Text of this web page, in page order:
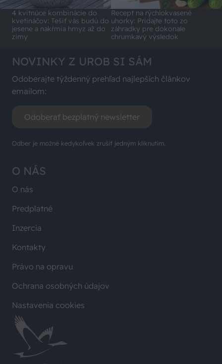
4 kvitnúce kombinácie do
kvetináčov: Tešiť vás budú do
jesene a nakŕmia hmyz až do
zimy
Recept na rýchlokvasené
uhorky: Pridajte toto zo
záhradky pre dokonale
chrumkavý výsledok
O NÁS
O nás
Predplatné
Inzercia
Kontakty
Právo na opravu
Ochrana osobných údajov
Nastavenia cookies
NOVINKY Z UROB SI SÁM
Odoberajte týždenný prehľad najlepších článkov
emailom:
Odoberať bezplatný newsletter
Odber je možné kedykoľvek zrušiť jedným kliknutím.